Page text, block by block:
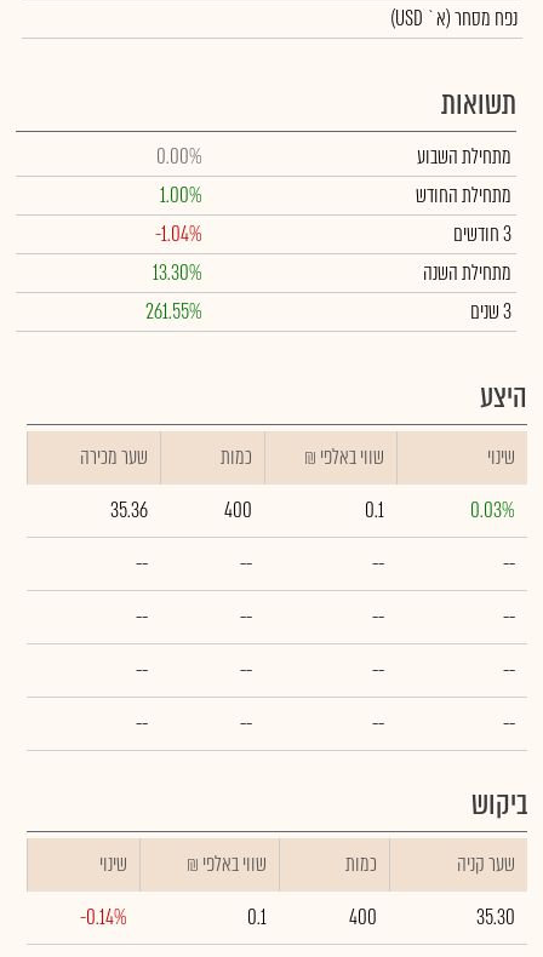
נפח מסחר(א` USD)
תשואות
מתחילת השבוע
0.00%
מתחילת החודש
1.00%
3 חודשים
-1.04%
מתחילת השנה
13.30%
3 שנים
261.55%
היצע
שינוי ₪ שווי באלפי כמות
שער מכירה
0.03%
0.1
400
35.36
--
--
--
--
--
--
--
--
--
--
--
--
--
--
--
--
ביקוש
שער קניה כמות ₪ שווי באלפי
שינוי
35.30
400
0.1
-0.14%